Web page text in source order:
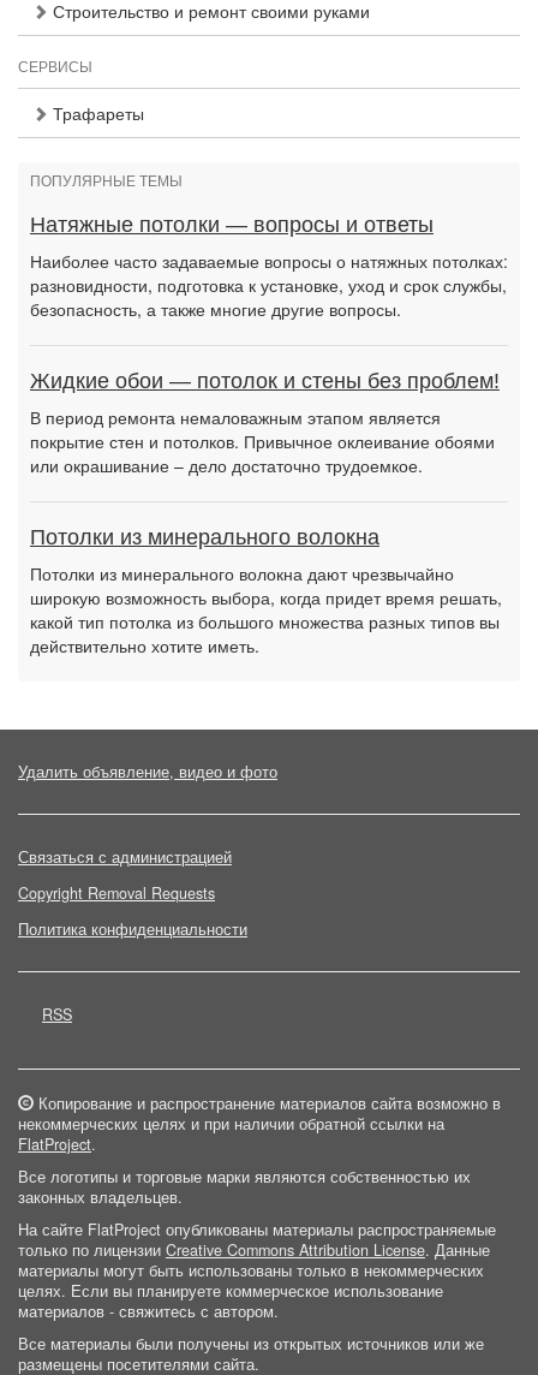
Строительство и ремонт своими руками
СЕРВИСЫ
Трафареты
ПОПУЛЯРНЫЕ ТЕМЫ
Натяжные потолки — вопросы и ответы
Наиболее часто задаваемые вопросы о натяжных потолках:
разновидности, подготовка к установке, уход и срок службы,
безопасность, а также многие другие вопросы.
Жидкие обои — потолок и стены без проблем!
В период ремонта немаловажным этапом является
покрытие стен и потолков. Привычное оклеивание обоями
или окрашивание – дело достаточно трудоемкое.
Потолки из минерального волокна
Потолки из минерального волокна дают чрезвычайно
широкую возможность выбора, когда придет время решать,
какой тип потолка из большого множества разных типов вы
действительно хотите иметь.
Удалить объявление, видео и фото
Связаться с администрацией
Copyright Removal Requests
Политика конфиденциальности
RSS
Копирование и распространение материалов сайта возможно в
некоммерческих целях и при наличии обратной ссылки на
FlatProject.
Все логотипы и торговые марки являются собственностью их
законных владельцев.
На сайте FlatProject опубликованы материалы распространяемые
только по лицензии Creative Commons Attribution License. Данные
материалы могут быть использованы только в некоммерческих
целях. Если вы планируете коммерческое использование
материалов - свяжитесь с автором.
Все материалы были получены из открытых источников или же
размещены посетителями сайта.